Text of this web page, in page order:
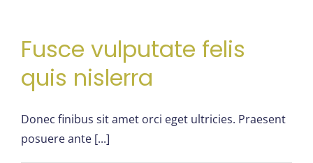
Fusce vulputate felis
quis nislerra
Donec finibus sit amet orci eget ultricies. Praesent
posuere ante [...]